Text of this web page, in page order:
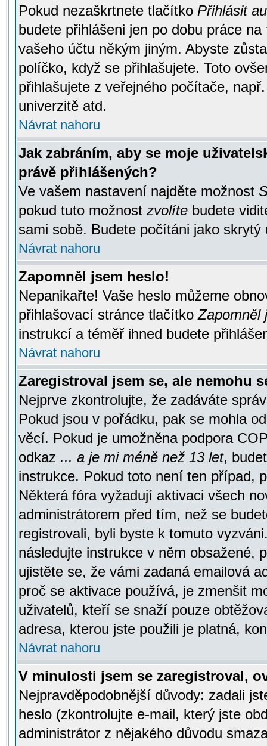
Pokud nezaškrtnete tlačítko Přihlásit
budete přihlášeni jen po dobu práce
vašeho účtu někým jiným. Abyste
políčko, když se přihlašujete. Toto
přihlašujete z veřejného počítače,
univerzitě atd.
Návrat nahoru
Jak zabráním, aby se moje
právě přihlášených?
Ve vašem nastavení najděte možnost
pokud tuto možnost zvolíte budete
sami sobě. Budete počítáni jako skrytý
Návrat nahoru
Zapomněl jsem heslo!
Nepanikařte! Vaše heslo můžeme
přihlašovací stránce tlačítkoZapomněl
instrukcí a téměř ihned budete
Návrat nahoru
Zaregistroval jsem se, ale nemohu
Nejprve zkontrolujte, že zadáváte
Pokud jsou v pořádku, pak se mohla
věcí. Pokud je umožněna podpora
odkaz ... a je mi méně než 13 let,
instrukce. Pokud toto není ten případ,
Některá fóra vyžadují aktivaci všech
administrátorem před tím, než se
registrovali, byli byste k tomuto
následujte instrukce v něm obsažené,
ujistěte se, že vámi zadaná emailová
proč se aktivace používá, je zmenšit
uživatelů, kteří se snaží pouze
adresa, kterou jste použili je platná,
Návrat nahoru
V minulosti jsem se zaregistroval,
Nejpravděpodobnější důvody: zadali
heslo (zkontrolujte e-mail, který jste
administrátor z nějakého důvodu